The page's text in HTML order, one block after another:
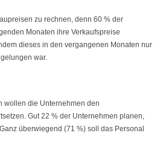
zu rechnen, denn 60 % der
Monaten ihre Verkaufspreise
dieses in den vergangenen Monaten nur
war.
wollen die Unternehmen den
Gut 22 % der Unternehmen planen,
überwiegend (71 %) soll das Personal